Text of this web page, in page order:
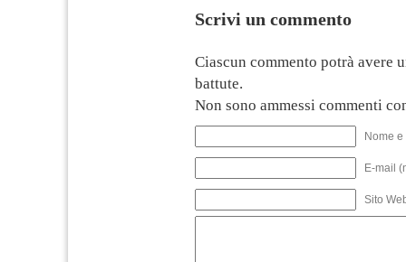
Scrivi un commento
Ciascun commento potrà avere
battute.
Non sono ammessi commenti
Nome
E-mail
Sito